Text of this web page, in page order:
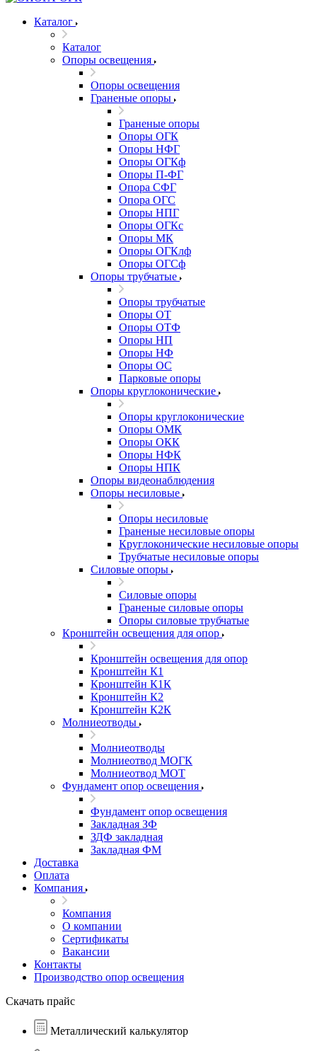
Каталог
Каталог
Опоры освещения
Опоры освещения
Граненые опоры
Граненые опоры
Опоры ОГК
Опоры НФГ
Опоры ОГКф
Опоры П-ФГ
Опора СФГ
Опора ОГС
Опоры НПГ
Опоры ОГКс
Опоры МК
Опоры ОГКлф
Опоры ОГСф
Опоры трубчатые
Опоры трубчатые
Опоры ОТ
Опоры ОТФ
Опоры НП
Опоры НФ
Опоры ОС
Парковые опоры
Опоры круглоконические
Опоры круглоконические
Опоры ОМК
Опоры ОКК
Опоры НФК
Опоры НПК
Опоры видеонаблюдения
Опоры несиловые
Опоры несиловые
Граненые несиловые опоры
Круглоконические несиловые опоры
Трубчатые несиловые опоры
Силовые опоры
Силовые опоры
Граненые силовые опоры
Опоры силовые трубчатые
Кронштейн освещения для опор
Кронштейн освещения для опор
Кронштейн К1
Кронштейн К1К
Кронштейн К2
Кронштейн К2К
Молниеотводы
Молниеотводы
Молниеотвод МОГК
Молниеотвод МОТ
Фундамент опор освещения
Фундамент опор освещения
Закладная ЗФ
ЗДФ закладная
Закладная ФМ
Доставка
Оплата
Компания
Компания
О компании
Сертификаты
Вакансии
Контакты
Производство опор освещения
Скачать прайс
Металлический калькулятор